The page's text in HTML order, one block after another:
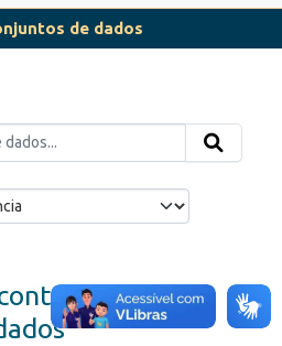
de dados